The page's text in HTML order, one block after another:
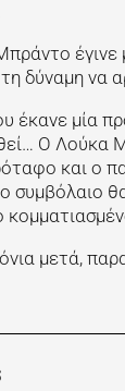
έγινε
δύναμη να
έκανε μία
Ο Λούκα
και ο
συμβόλαιο
μετά,